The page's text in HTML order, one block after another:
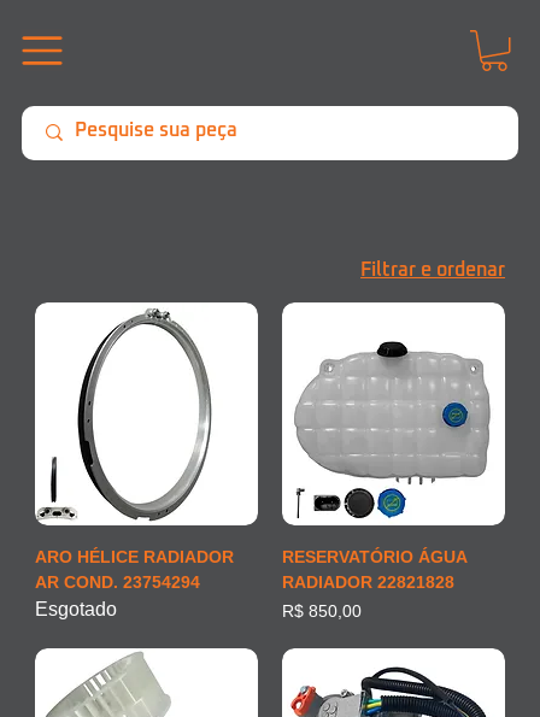
Filtrar e ordenar
ARO HÉLICE RADIADOR
AR COND. 23754294
Esgotado
RESERVATÓRIO ÁGUA
RADIADOR 22821828
Preço
R$ 850,00